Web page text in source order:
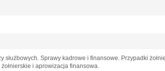
służbowych. Sprawy kadrowe i finansowe. Przypadki
i aprowizacja finansowa.